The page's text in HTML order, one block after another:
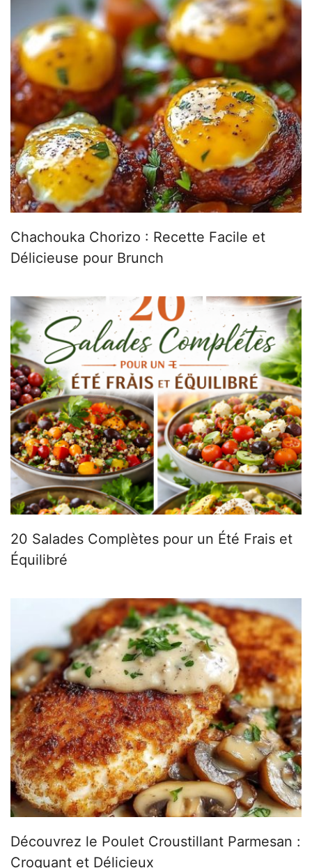
Chachouka Chorizo : Recette Facile et
Délicieuse pour Brunch
20 Salades Complètes pour un Été Frais et
Équilibré
Découvrez le Poulet Croustillant Parmesan :
Croquant et Délicieux